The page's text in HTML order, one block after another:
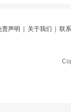
责声明 关于我们 联